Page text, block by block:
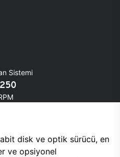
Sistemi
disk ve optik sürücü, en
ve opsiyonel